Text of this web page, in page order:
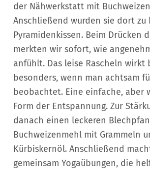
der Nähwerkstatt mit
Anschließend wurden sie dort zu
Pyramidenkissen. Beim Drücken
merkten wir sofort, wie
anfühlt. Das leise Rascheln wirkt
besonders, wenn man achtsam
beobachtet. Eine einfache, aber
Form der Entspannung. Zur
danach einen leckeren
Buchweizenmehl mit Grammeln
Kürbiskernöl. Anschließend
gemeinsam Yogaübungen, die